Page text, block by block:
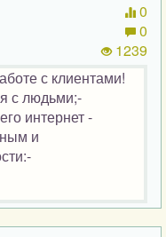
0
0
1239
с клиентами!
с людьми;-
интернет -
и